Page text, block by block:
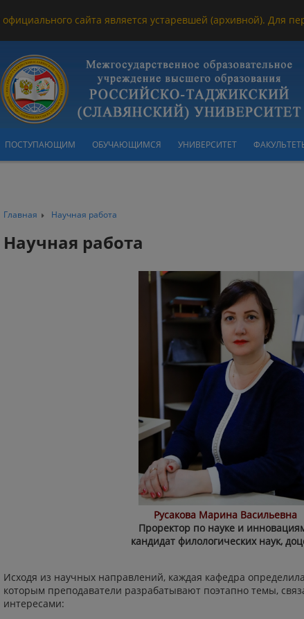
сайта является устаревшей (архивной). Для
ПОСТУПАЮЩИМ ОБУЧАЮЩИМСЯ УНИВЕРСИТЕТ
Главная Научная работа
Научная работа
Русакова Марина Васильевна
Проректор по науке и
кандидат филологических наук,
Исходя из научных направлений, каждая кафедра
которым преподаватели разрабатывают поэтапно темы,
интересами: